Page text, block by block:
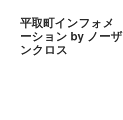
平取町インフォメ
ーション by ノーザ
ンクロス